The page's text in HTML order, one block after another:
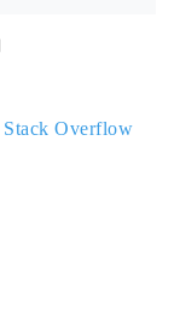
Stack Overflow